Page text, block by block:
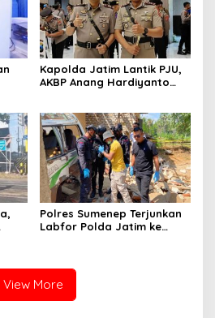
Kapolda Jatim Lantik PJU,
AKBP Anang Hardiyanto
Polres Sumenep Terjunkan
Labfor Polda Jatim ke
View More